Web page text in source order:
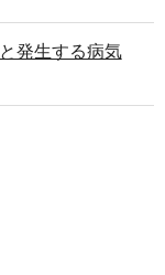
発生する病気